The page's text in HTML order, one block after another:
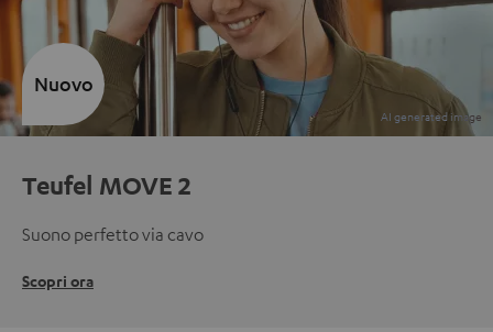
Teufel MOVE 2
Suono perfetto via cavo
Scopri ora
Nuovo